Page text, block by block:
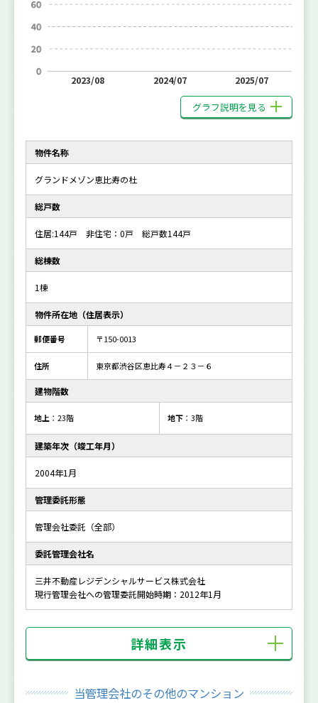
2023/08 2024/07 2025/07
グラフ説明を見る
物件名称
グランドメゾン恵比寿の杜
総戸数
住居:144戸 非住宅：0戸 総戸数144戸
総棟数
1棟
物件所在地（住居表示）
郵便番号 〒150-0013
住所 東京都渋谷区恵比寿４－２３－６
建物階数
地上 ：23階 地下：3階
建築年次（竣工年月）
2004年1月
管理委託形態
管理会社委託（全部）
委託管理会社名
三井不動産レジデンシャルサービス株式会社
現行管理会社への管理委託開始時期：2012年1月
詳細表示
当管理会社のその他のマンション